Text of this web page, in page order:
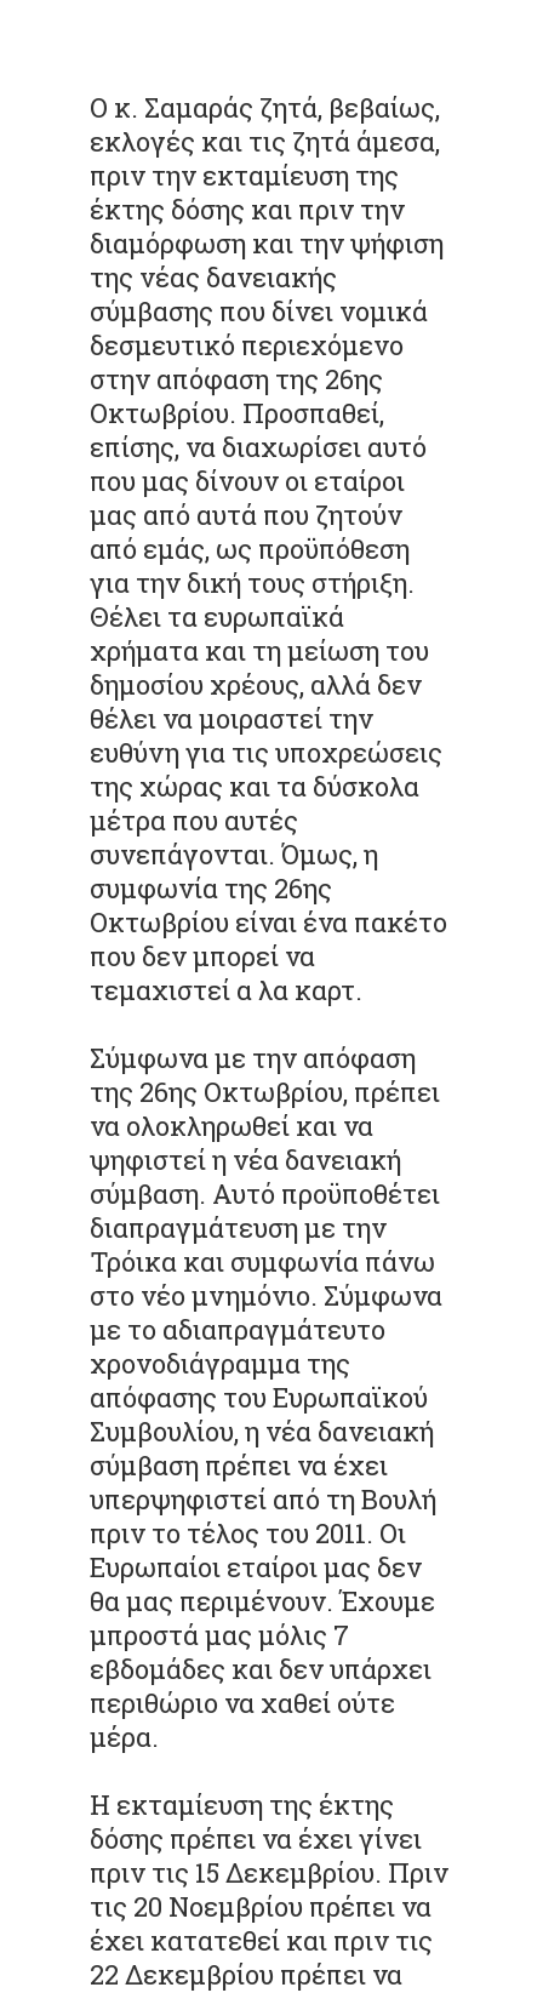
Ο κ. Σαμαράς ζητά, βεβαίως,
εκλογές και τις ζητά άμεσα,
πριν την εκταμίευση της
έκτης δόσης και πριν την
διαμόρφωση και την ψήφιση
της νέας δανειακής
σύμβασης που δίνει νομικά
δεσμευτικό περιεχόμενο
στην απόφαση της 26ης
Οκτωβρίου. Προσπαθεί,
επίσης, να διαχωρίσει αυτό
που μας δίνουν οι εταίροι
μας από αυτά που ζητούν
από εμάς, ως προϋπόθεση
για την δική τους στήριξη.
Θέλει τα ευρωπαϊκά
χρήματα και τη μείωση του
δημοσίου χρέους, αλλά δεν
θέλει να μοιραστεί την
ευθύνη για τις υποχρεώσεις
της χώρας και τα δύσκολα
μέτρα που αυτές
συνεπάγονται. Όμως, η
συμφωνία της 26ης
Οκτωβρίου είναι ένα πακέτο
που δεν μπορεί να
τεμαχιστεί α λα καρτ.
Σύμφωνα με την απόφαση
της 26ης Οκτωβρίου, πρέπει
να ολοκληρωθεί και να
ψηφιστεί η νέα δανειακή
σύμβαση. Αυτό προϋποθέτει
διαπραγμάτευση με την
Τρόικα και συμφωνία πάνω
στο νέο μνημόνιο. Σύμφωνα
με το αδιαπραγμάτευτο
χρονοδιάγραμμα της
απόφασης του Ευρωπαϊκού
Συμβουλίου, η νέα δανειακή
σύμβαση πρέπει να έχει
υπερψηφιστεί από τη Βουλή
πριν το τέλος του 2011. Οι
Ευρωπαίοι εταίροι μας δεν
θα μας περιμένουν. Έχουμε
μπροστά μας μόλις 7
εβδομάδες και δεν υπάρχει
περιθώριο να χαθεί ούτε
μέρα.
Η εκταμίευση της έκτης
δόσης πρέπει να έχει γίνει
πριν τις 15 Δεκεμβρίου. Πριν
τις 20 Νοεμβρίου πρέπει να
έχει κατατεθεί και πριν τις
22 Δεκεμβρίου πρέπει να